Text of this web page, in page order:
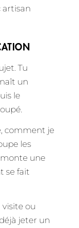
artisan
Tu
un
le
comment je
les
une
se fait
visite ou
jeter un